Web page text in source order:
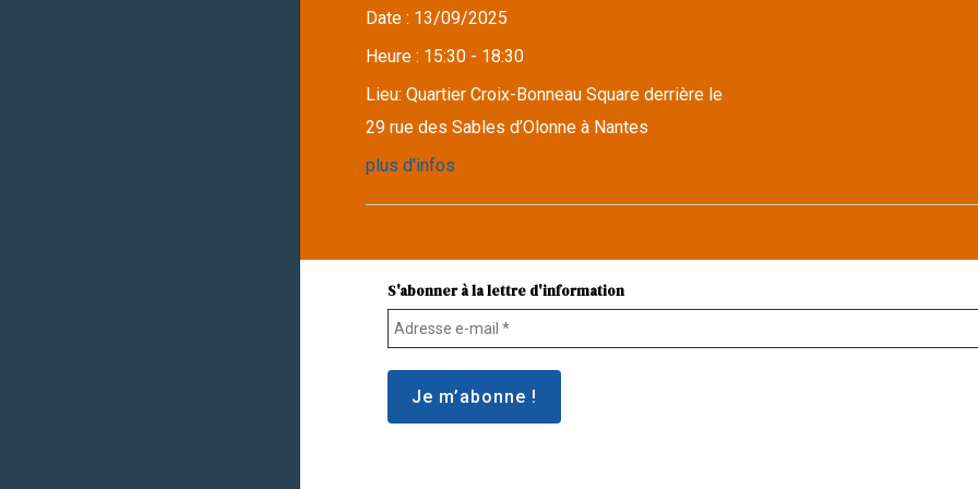
Date : 13/09/2025
Heure : 15:30 - 18:30
Lieu:Quartier Croix-Bonneau Square derrière le
29 rue des Sables d’Olonne à Nantes
plus d'infos
S'abonner à la lettre d'information